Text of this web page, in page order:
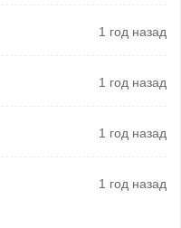
1 год назад
1 год назад
1 год назад
1 год назад